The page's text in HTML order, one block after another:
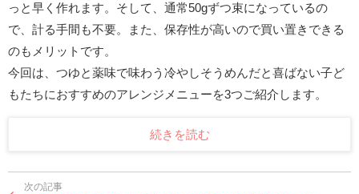
っと早く作れます。そして、通常50gずつ束になっているの
で、計る手間も不要。また、保存性が高いので買い置きできる
のもメリットです。
今回は、つゆと薬味で味わう冷やしそうめんだと喜ばない子ど
もたちにおすすめのアレンジメニューを3つご紹介します。
続きを読む
次の記事